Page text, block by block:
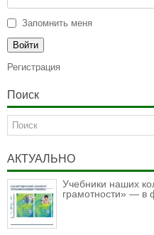
Запомнить меня
Регистрация
Поиск
АКТУАЛЬНО
Учебники наших
грамотности» — в